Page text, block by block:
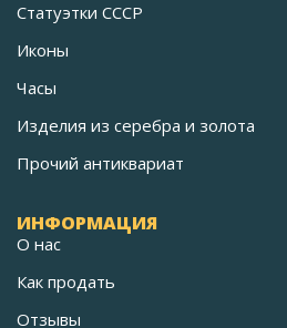
Статуэтки СССР
Иконы
Часы
Изделия из серебра и золота
Прочий антиквариат
ИНФОРМАЦИЯ
О нас
Как продать
Отзывы